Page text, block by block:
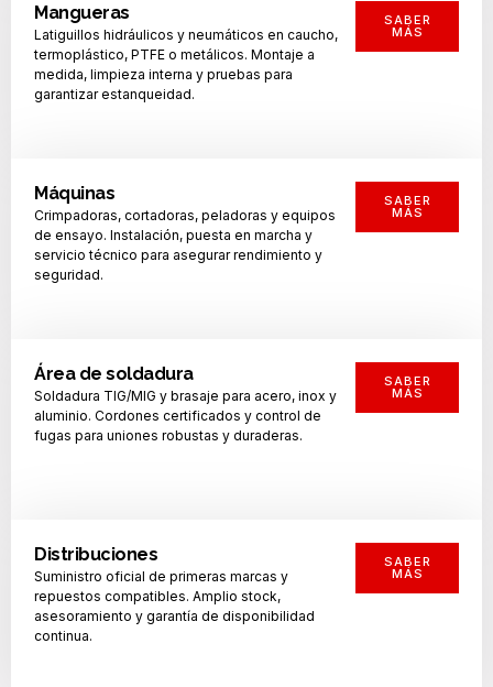
Mangueras
Latiguillos hidráulicos y neumáticos en caucho,
termoplástico, PTFE o metálicos. Montaje a
medida, limpieza interna y pruebas para
garantizar estanqueidad.
SABER
MÁS
Máquinas
Crimpadoras, cortadoras, peladoras y equipos
de ensayo. Instalación, puesta en marcha y
servicio técnico para asegurar rendimiento y
seguridad.
SABER
MÁS
Área de soldadura
Soldadura TIG/MIG y brasaje para acero, inox y
aluminio. Cordones certificados y control de
fugas para uniones robustas y duraderas.
SABER
MÁS
Distribuciones
Suministro oficial de primeras marcas y
repuestos compatibles. Amplio stock,
asesoramiento y garantía de disponibilidad
continua.
SABER
MÁS